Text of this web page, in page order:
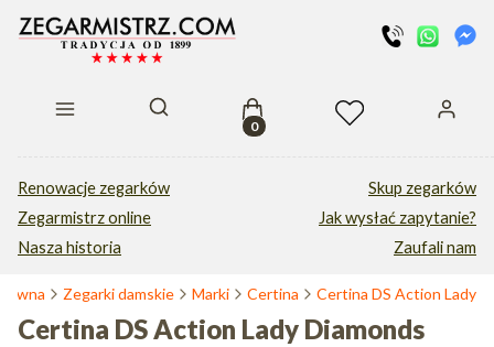
Otwórz wyszukiwarkęProdukty w koszyku: 0. Zobacz
Renowacje zegarków
Zegarmistrz online
Nasza historia
Skup zegarków
Jak wysłać zapytanie?
Zaufali nam
Zegarki damskie Marki Certina Certina DS Action Lady
Certina DS Action Lady Diamonds